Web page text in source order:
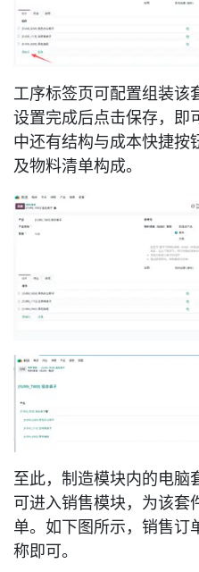
工序标签页可配置组装该
设置完成后点击保存，即
中还有结构与成本快捷按
及物料清单构成。
至此，制造模块内的电脑
可进入销售模块，为该套
单。如下图所示，销售订
称即可。